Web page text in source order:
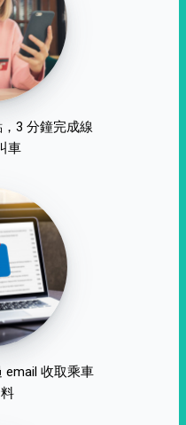
3 分鐘完成線
車
email 收取乘車